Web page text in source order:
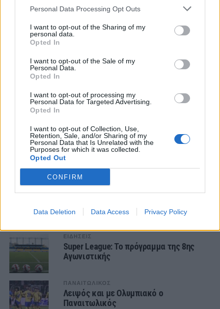
Personal Data Processing Opt Outs
I want to opt-out of the Sharing of my
personal data.
Opted In
I want to opt-out of the Sale of my
Personal Data.
Opted In
I want to opt-out of processing my
Personal Data for Targeted Advertising.
Opted In
I want to opt-out of Collection, Use,
Retention, Sale, and/or Sharing of my
Personal Data that Is Unrelated with the
Purposes for which it was collected.
Opted Out
CONFIRM
Data Deletion Data Access Privacy Policy
Τραγέλαφος: Αναβλήθηκε η Super
League 2!
Ακόμη στον «αέρα» η σέντρα στη Super
League 2
ΠΑΝΑΙΤΩΛΙΚΟΣ
Προσαρμόζεται στον αντίπαλο και
ΣΤΟΙΧΗΜΑ
«Ερυθρόλευκα» προγνωστικά στο 2.37
απουσίες και την παράδοση εναντίον
ΕΙΔΗΣΕΙΣ
Super League: Το πρόγραμμα της 8ης
Αγωνιστικής
ΠΑΝΑΙΤΩΛΙΚΟΣ
Λειψός και με Ολυμπιακό ο
Παναιτωλικός